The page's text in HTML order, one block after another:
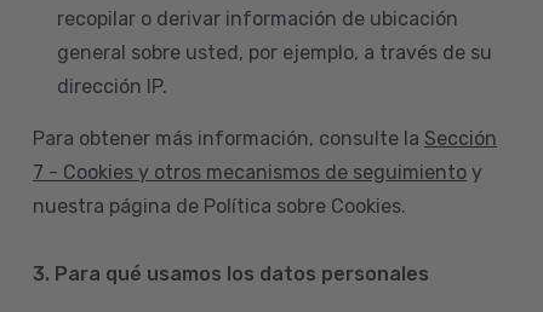
recopilar o derivar información de ubicación
general sobre usted, por ejemplo, a través de su
dirección IP.
Para obtener más información, consulte la Sección
7 - Cookies y otros mecanismos de seguimiento y
nuestra página de Política sobre Cookies.
3. Para qué usamos los datos personales